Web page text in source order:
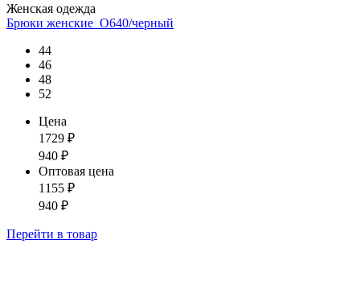
Женская одежда
Брюки женские_О640/черный
44
46
48
52
Цена
1729 ₽
940 ₽
Оптовая цена
1155 ₽
940 ₽
Перейти в товар